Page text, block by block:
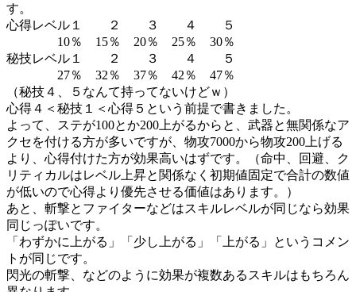
す。
心得レベル１ ２ ３ ４ ５
10％ 15％ 20％ 25％ 30％
秘技レベル１ ２ ３ ４ ５
27％ 32％ 37％ 42％ 47％
（秘技４、５なんて持ってないけどｗ）
心得４＜秘技１＜心得５という前提で書きました。
よって、ステが100とか200上がるからと、武器と無関係なア
クセを付ける方が多いですが、物攻7000から物攻200上げる
より、心得付けた方が効果高いはずです。（命中、回避、ク
リティカルはレベル上昇と関係なく初期値固定で合計の数値
が低いので心得より優先させる価値はあります。）
あと、斬撃とファイターなどはスキルレベルが同じなら効果
同じっぽいです。
「わずかに上がる」「少し上がる」「上がる」というコメン
トが同じです。
閃光の斬撃、などのように効果が複数あるスキルはもちろん